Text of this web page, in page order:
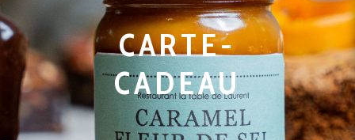
CARTE-
CADEAU